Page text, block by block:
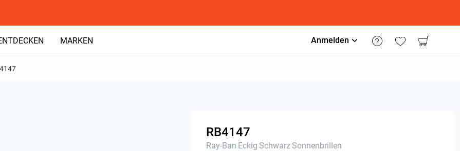
MARKEN Anmelden
RB4147
Ray-Ban Eckig Schwarz Sonnenbrillen